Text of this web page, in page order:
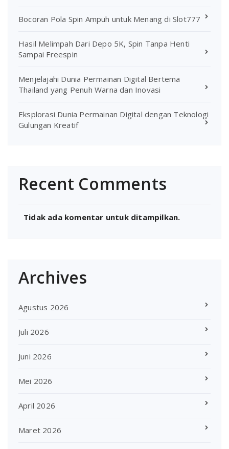
Bocoran Pola Spin Ampuh untuk Menang di Slot777
Hasil Melimpah Dari Depo 5K, Spin Tanpa Henti
Sampai Freespin
Menjelajahi Dunia Permainan Digital Bertema
Thailand yang Penuh Warna dan Inovasi
Eksplorasi Dunia Permainan Digital dengan Teknologi
Gulungan Kreatif
Recent Comments
Tidak ada komentar untuk ditampilkan.
Archives
Agustus 2026
Juli 2026
Juni 2026
Mei 2026
April 2026
Maret 2026